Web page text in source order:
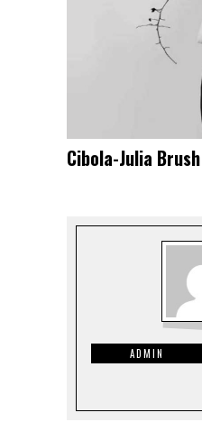
Cibola-Julia Brush
ADMIN